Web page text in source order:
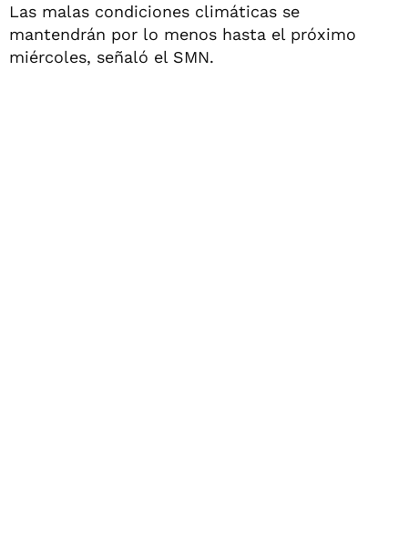
Las malas condiciones climáticas se
mantendrán por lo menos hasta el próximo
miércoles, señaló el SMN.